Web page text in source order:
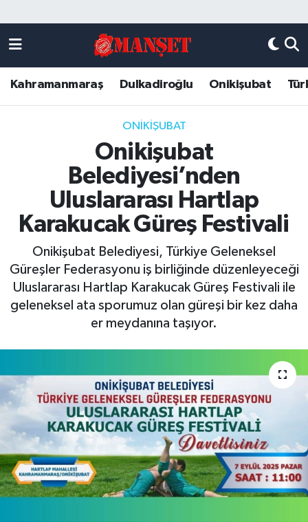
Kahramanmaraş Dulkadiroğlu Onikişubat
ONİKİŞUBAT
Onikişubat
Belediyesi’nden
Uluslararası Hartlap
Karakucak Güreş Festivali
Onikişubat Belediyesi, Türkiye Geleneksel
Güreşler Federasyonu iş birliğinde düzenleyeceği
Uluslararası Hartlap Karakucak Güreş Festivali ile
geleneksel ata sporumuz olan güreşi bir kez daha
er meydanına taşıyor.
DULKADİROĞLU
KAHRAMANMARAŞ
ONİKİŞUBAT
ÖZEL HABER
Künye
Kahramanmaraş Nöbetçi Eczaneler
Kahramanmaraş Hava Durumu
Kahramanmaraş Trafik Yoğunluk Haritası
Süper Lig Puan Durumu ve Fikstür
Tüm Manşetler
Son Dakika Haberleri
Haber Arşivi